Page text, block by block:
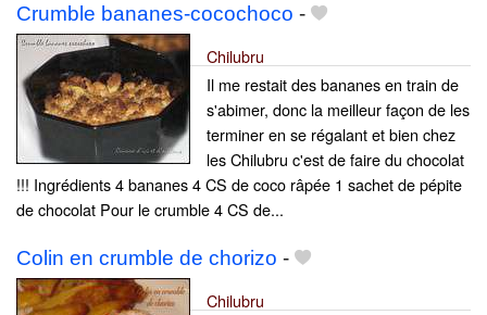
Crumble bananes-cocochoco -
Chilubru
Il me restait des bananes en train de
s'abimer, donc la meilleur façon de les
terminer en se régalant et bien chez
les Chilubru c'est de faire du chocolat
!!! Ingrédients 4 bananes 4 CS de coco râpée 1 sachet de pépite
de chocolat Pour le crumble 4 CS de...
Colin en crumble de chorizo -
Chilubru